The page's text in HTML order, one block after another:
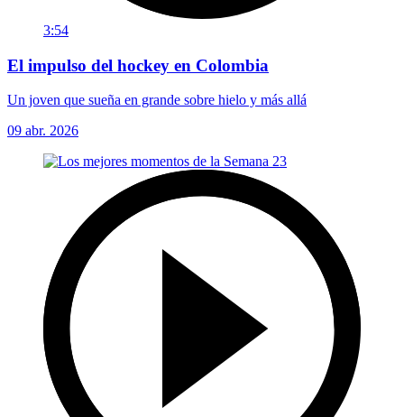
3:54
El impulso del hockey en Colombia
Un joven que sueña en grande sobre hielo y más allá
09 abr. 2026